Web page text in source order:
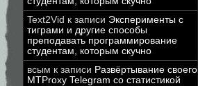
Text2Vid к записи Эксперименты с
тиграми и другие способы
преподавать программирование
студентам, которым скучно
всым к записи Развёртывание своего
MTProxy Telegram со статистикой